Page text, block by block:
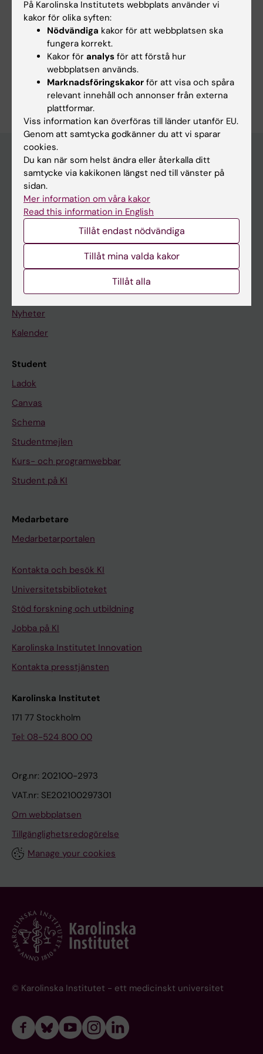
Sidan uppdaterad:2026-08-08
Huvudmeny
Utbildning
Forskarutbildning
På gång
Nyheter
Kalender
Student
Ladok
Canvas
Schema
Studentmejlen
Kurs- och programwebbar
Student på KI
Medarbetare
Medarbetarportalen
Kontakta och besök KI
Universitetsbiblioteket
Stöd forskning och utbildning
Jobba på KI
Karolinska Institutet Innovation
Kontakta presstjänsten
Karolinska Institutet
171 77 Stockholm
Tel: 08-524 800 00
Org.nr: 202100-2973
VAT.nr: SE202100297301
Om webbplatsen
Tillgänglighetsredogörelse
Manage your cookies
© Karolinska Institutet - ett medicinskt universitet
På Karolinska Institutets webbplats använder vi
kakor för olika syften:
Nödvändiga kakor för att webbplatsen ska
fungera korrekt.
Kakor för analys för att förstå hur
webbplatsen används.
Marknadsföringskakor för att visa och spåra
relevant innehåll och annonser från externa
plattformar.
Viss information kan överföras till länder utanför EU.
Genom att samtycka godkänner du att vi sparar
cookies.
Du kan när som helst ändra eller återkalla ditt
samtycke via kakikonen längst ned till vänster på
sidan.
Mer information om våra kakor
Read this information in English
Tillåt endast nödvändiga
Tillåt mina valda kakor
Tillåt alla